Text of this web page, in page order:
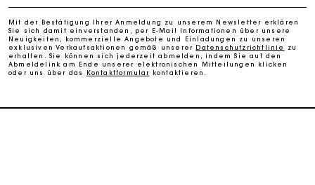
perfekte Geschenk zu machen
Kostenlose Lieferung innerhalb von 2-3 Tagen
PayPal - Bezahlung nach 30 Tagen
Mit der Bestätigung Ihrer Anmeldung zu unserem Newsletter erklären
Sie sich damit einverstanden, per E-Mail Informationen über unsere
Neuigkeiten, kommerzielle Angebote und Einladungen zu unseren
exklusiven Verkaufsaktionen gemäß unserer Datenschutzrichtlinie
zu
erhalten. Sie können sich jederzeit abmelden, indem Sie auf den
Abmeldelink am Ende unserer elektronischen Mitteilungen klicken
oder uns über das
Kontaktformular kontaktieren.